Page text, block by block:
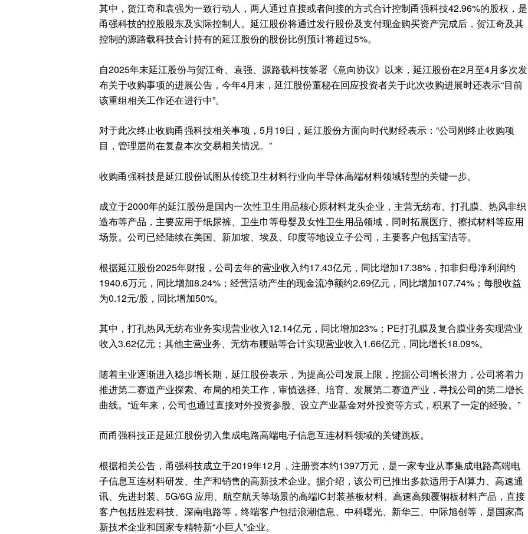
其中，贺江奇和袁强为一致行动人，两人通过直接或者间接的方式合计控制甬强科技42.96%的股权，是
甬强科技的控股股东及实际控制人。延江股份将通过发行股份及支付现金购买资产完成后，贺江奇及其
控制的源路载科技合计持有的延江股份的股份比例预计将超过5%。
自2025年末延江股份与贺江奇、袁强、源路载科技签署《意向协议》以来，延江股份在2月至4月多次发
布关于收购事项的进展公告，今年4月末，延江股份董秘在回应投资者关于此次收购进展时还表示“目前
该重组相关工作还在进行中”。
对于此次终止收购甬强科技相关事项，5月19日，延江股份方面向时代财经表示：“公司刚终止收购项
目，管理层尚在复盘本次交易相关情况。”
收购甬强科技是延江股份试图从传统卫生材料行业向半导体高端材料领域转型的关键一步。
成立于2000年的延江股份是国内一次性卫生用品核心原材料龙头企业，主营无纺布、打孔膜、热风非织
造布等产品，主要应用于纸尿裤、卫生巾等母婴及女性卫生用品领域，同时拓展医疗、擦拭材料等应用
场景。公司已经陆续在美国、新加坡、埃及、印度等地设立子公司，主要客户包括宝洁等。
根据延江股份2025年财报，公司去年的营业收入约17.43亿元，同比增加17.38%，扣非归母净利润约
1940.6万元，同比增加8.24%；经营活动产生的现金流净额约2.69亿元，同比增加107.74%；每股收益
为0.12元/股，同比增加50%。
其中，打孔热风无纺布业务实现营业收入12.14亿元，同比增加23%；PE打孔膜及复合膜业务实现营业
收入3.62亿元；其他主营业务、无纺布腰贴等合计实现营业收入1.66亿元，同比增长18.09%。
随着主业逐渐进入稳步增长期，延江股份表示，为提高公司发展上限，挖掘公司增长潜力，公司将着力
推进第二赛道产业探索、布局的相关工作，审慎选择、培育、发展第二赛道产业，寻找公司的第二增长
曲线。“近年来，公司也通过直接对外投资参股、设立产业基金对外投资等方式，积累了一定的经验。”
而甬强科技正是延江股份切入集成电路高端电子信息互连材料领域的关键跳板。
根据相关公告，甬强科技成立于2019年12月，注册资本约1397万元，是一家专业从事集成电路高端电
子信息互连材料研发、生产和销售的高新技术企业。据介绍，该公司已推出多款适用于AI算力、高速通
讯、先进封装、5G/6G 应用、航空航天等场景的高端IC封装基板材料、高速高频覆铜板材料产品，直接
客户包括胜宏科技、深南电路等，终端客户包括浪潮信息、中科曙光、新华三、中际旭创等，是国家高
新技术企业和国家专精特新“小巨人”企业。